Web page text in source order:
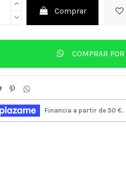
Comprar
COMPRAR